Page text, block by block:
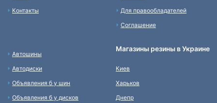
Контакты
Для правообладателей
Соглашение
Автошины
Автодиски
Объявления б у шин
Объявления б у дисков
Магазины резины в Украине
Киев
Харьков
Днепр